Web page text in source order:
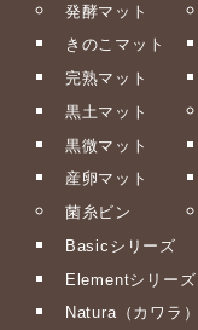
発酵マット
きのこマット
完熟マット
黒土マット
黒微マット
産卵マット
菌糸ビン
Basicシリーズ
Elementシリーズ
Natura（カワラ）